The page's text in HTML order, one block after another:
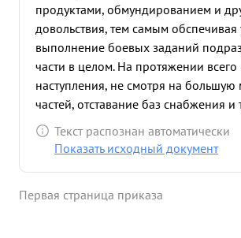
продуктами, обмундированием и
довольствия, тем самым
выполнение боевых заданий
части в целом. На протяжении
наступления, не смотря на большую
частей, отставание баз снабжения и
доставки продовольствия из-за
состояния дорог , благодаря
полностью обеспечен всеми видами
Текст распознан автоматически
Показать исходный документ
Первая страница приказа